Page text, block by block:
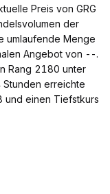
Preis von GRG
der
umlaufende Menge
Angebot von --.
Rang 2180 unter
erreichte
und einen Tiefstkurs